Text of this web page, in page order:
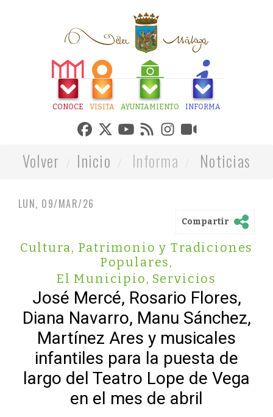
CONOCE VISITA AYUNTAMIENTO INFORMA
Volver Inicio Informa Noticias
LUN, 09/MAR/26
Compartir
Cultura, Patrimonio y Tradiciones
Populares,
El Municipio, Servicios
José Mercé, Rosario Flores,
Diana Navarro, Manu Sánchez,
Martínez Ares y musicales
infantiles para la puesta de
largo del Teatro Lope de Vega
en el mes de abril